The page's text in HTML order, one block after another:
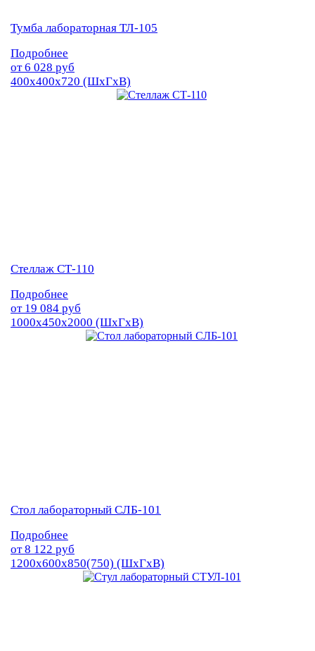
Тумба лабораторная ТЛ-105
Подробнее
от6 028 руб
400х400х720 (ШхГхВ)
Стеллаж СТ-110
Подробнее
от 19 084 руб
1000х450х2000 (ШхГхВ)
Стол лабораторный СЛБ-101
Подробнее
от8 122 руб
1200х600х850(750) (ШхГхВ)